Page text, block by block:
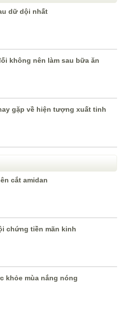
dữ dội nhất
không nên làm sau bữa ăn
gặp về hiện tượng xuất tinh
cắt amidan
chứng tiền mãn kinh
khỏe mùa nắng nóng